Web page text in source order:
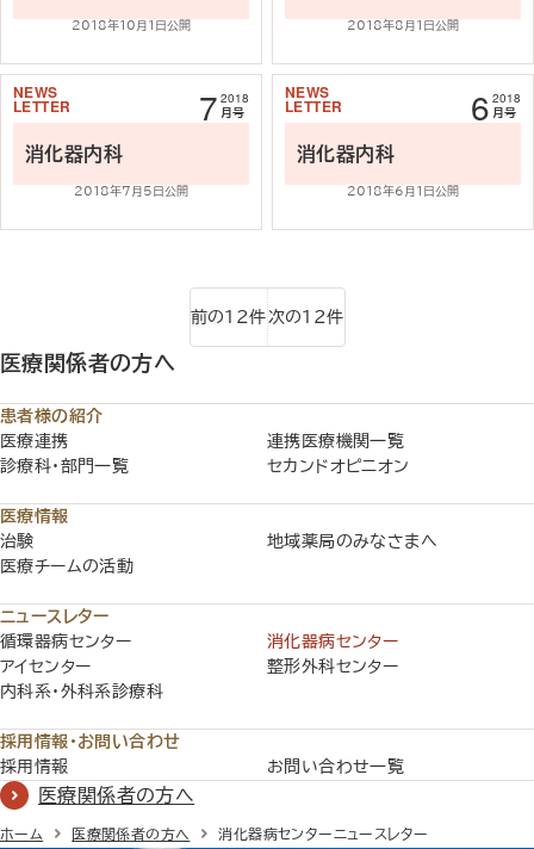
2018年10月1日公開 2018年8月1日公開
2018
7 月号
消化器内科
2018年7月5日公開
記事を読む 2018
6 月号
消化器内科
2018年6月1日公開
記事を読む
前の12件次の12件
医療関係者の方へ
患者様の紹介
医療連携
連携医療機関一覧
診療科・部門一覧
セカンドオピニオン
医療情報
治験
地域薬局のみなさまへ
医療チームの活動
ニュースレター
循環器病センター
消化器病センター
アイセンター
整形外科センター
内科系・外科系診療科
採用情報・お問い合わせ
採用情報
お問い合わせ一覧
医療関係者の方へ
ホーム 医療関係者の方へ 消化器病センターニュースレター